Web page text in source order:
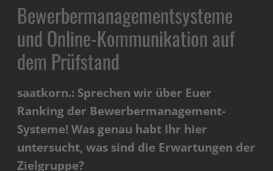
Bewerbermanagementsysteme
und Online-Kommunikation auf
dem Prüfstand
saatkorn.: Sprechen wir über Euer
Ranking der Bewerbermanagement-
Systeme! Was genau habt Ihr hier
untersucht, was sind die Erwartungen der
Zielgruppe?